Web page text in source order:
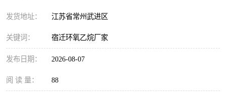
发货地址： 江苏省常州武进区
关键词： 宿迁环氧乙烷厂家
发布日期： 2026-08-07
阅 读 量： 88